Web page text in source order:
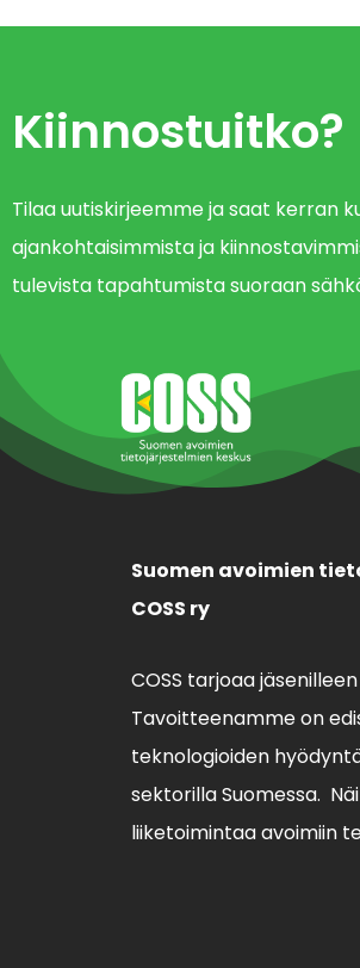
Kiinnostuitko?
Tilaa uutiskirjeemme ja saat kerran
ajankohtaisimmista ja
tulevista tapahtumista suoraan
Suomen avoimien
COSS ry
COSS tarjoaa
Tavoitteenamme on
teknologioiden
sektorilla Suomessa.
liiketoimintaa avoimiin